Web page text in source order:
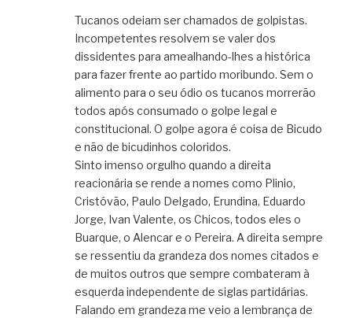
Tucanos odeiam ser chamados de golpistas.
Incompetentes resolvem se valer dos
dissidentes para amealhando-lhes a histórica
para fazer frente ao partido moribundo. Sem o
alimento para o seu ódio os tucanos morrerão
todos após consumado o golpe legal e
constitucional. O golpe agora é coisa de Bicudo
e não de bicudinhos coloridos.
Sinto imenso orgulho quando a direita
reacionária se rende a nomes como Plinio,
Cristóvão, Paulo Delgado, Erundina, Eduardo
Jorge, Ivan Valente, os Chicos, todos eles o
Buarque, o Alencar e o Pereira. A direita sempre
se ressentiu da grandeza dos nomes citados e
de muitos outros que sempre combateram à
esquerda independente de siglas partidárias.
Falando em grandeza me veio a lembrança de